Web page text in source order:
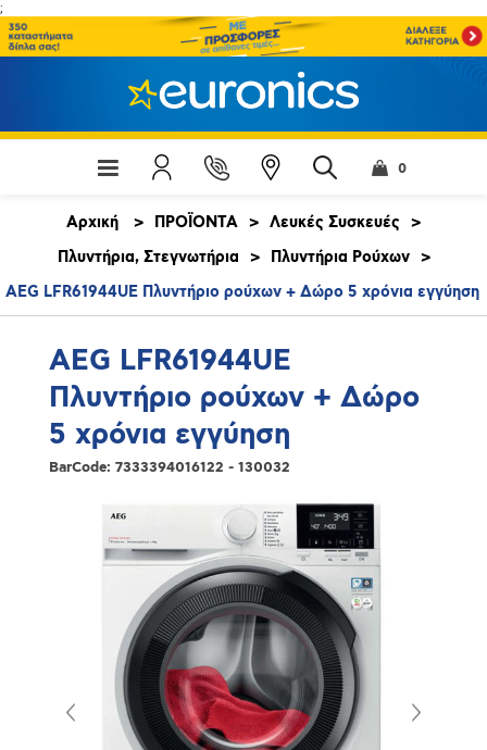
;
0
Αρχική > ΠΡΟΪΟΝΤΑ > Λευκές Συσκευές
>
Πλυντήρια, Στεγνωτήρια
> Πλυντήρια Ρούχων >
AEG LFR61944UE Πλυντήριο ρούχων + Δώρο 5 χρόνια εγγύηση
AEG LFR61944UE
Πλυντήριο ρούχων + Δώρο
5 χρόνια εγγύηση
BarCode: 7333394016122 - 130032